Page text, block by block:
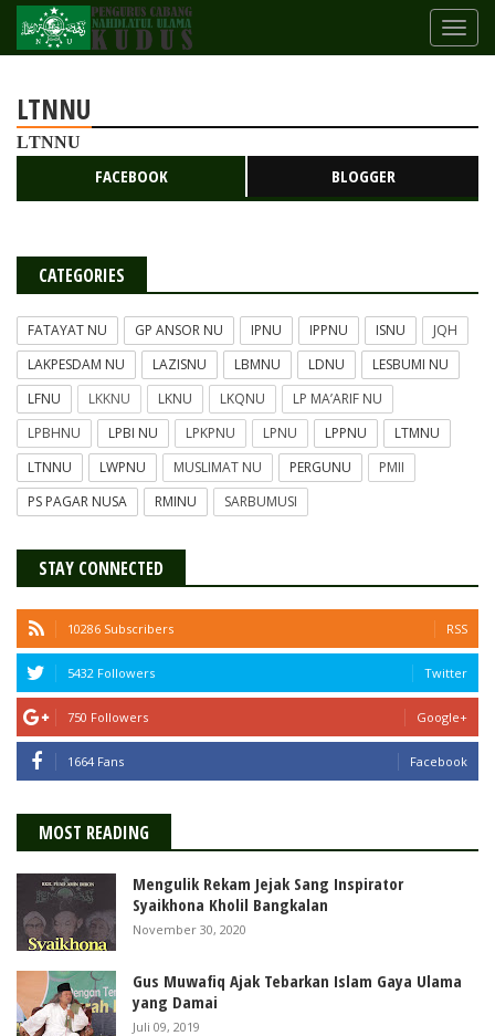
LTNNU
LTNNU
FACEBOOK BLOGGER
CATEGORIES
FATAYAT NU GP ANSOR NU IPNU IPPNU ISNU
JQH
LAKPESDAM NU
LAZISNU LBMNU LDNU
LESBUMI NU
LFNU
LKKNU LKNU LKQNU
LP MA’ARIF NU
LPBHNU
LPBI NU LPKPNU LPNU LPPNU
LTMNU
LTNNU
LWPNU MUSLIMAT NU PERGUNU
PMII
PS PAGAR NUSA
RMINU SARBUMUSI
STAY CONNECTED
10286 Subscribers RSS
5432 Followers Twitter
750 Followers Google+
1664 Fans Facebook
MOST READING
Mengulik Rekam Jejak Sang Inspirator
Syaikhona Kholil Bangkalan
November 30, 2020
Gus Muwafiq Ajak Tebarkan Islam Gaya Ulama
yang Damai
Juli 09, 2019